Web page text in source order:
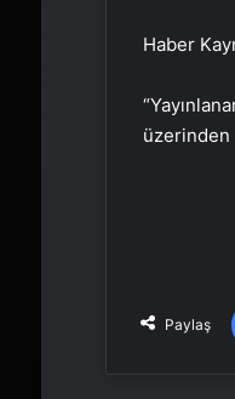
Haber
üzerinden
Paylaş